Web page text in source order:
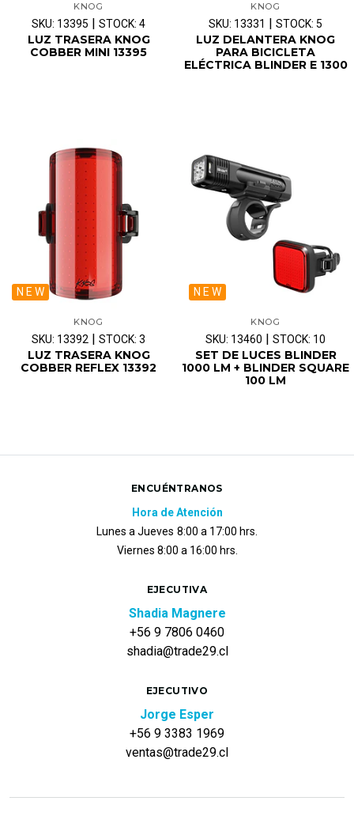
KNOG
SKU: 13395 | STOCK: 4
LUZ TRASERA KNOG
COBBER MINI 13395
KNOG
SKU: 13331 | STOCK: 5
LUZ DELANTERA KNOG
PARA BICICLETA
ELÉCTRICA BLINDER E 1300
N E W
KNOG
SKU: 13392 | STOCK: 3
LUZ TRASERA KNOG
COBBER REFLEX 13392
N E W
KNOG
SKU: 13460 | STOCK: 10
SET DE LUCES BLINDER
1000 LM + BLINDER SQUARE
100 LM
ENCUÉNTRANOS
Hora de Atención
Lunes a Jueves 8:00 a 17:00 hrs.
Viernes 8:00 a 16:00 hrs.
EJECUTIVA
Shadia Magnere
+56 9 7806 0460
shadia@trade29.cl
EJECUTIVO
Jorge Esper
+56 9 3383 1969
ventas@trade29.cl